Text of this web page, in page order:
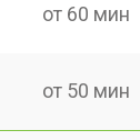
от 60 мин
от 50 мин